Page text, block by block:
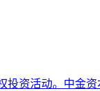
投资活动。中金